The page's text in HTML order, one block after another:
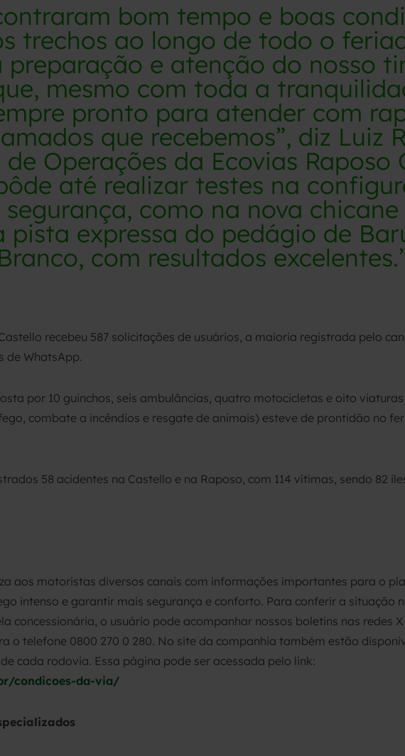
bom tempo e boas
trechos ao longo de todo o
e atenção do nosso
mesmo com toda a
pronto para atender com
que recebemos”, diz Luiz
de Operações da Ecovias Raposo
até realizar testes na
como na nova
expressa do pedágio de
com resultados
recebeu 587 solicitações de usuários, a maioria registrada pelo
de WhatsApp.
por 10 guinchos, seis ambulâncias, quatro motocicletas e oito
combate a incêndios e resgate de animais) esteve de prontidão no
58 acidentes na Castello e na Raposo, com 114 vítimas, sendo 82
aos motoristas diversos canais com informações importantes para o
intenso e garantir mais segurança e conforto. Para conferir a situação
concessionária, o usuário pode acompanhar nossos boletins nas redes
o telefone 0800 270 0 280. No site da companhia também estão
cada rodovia. Essa página pode ser acessada pelo link:
condicoes-da-via/